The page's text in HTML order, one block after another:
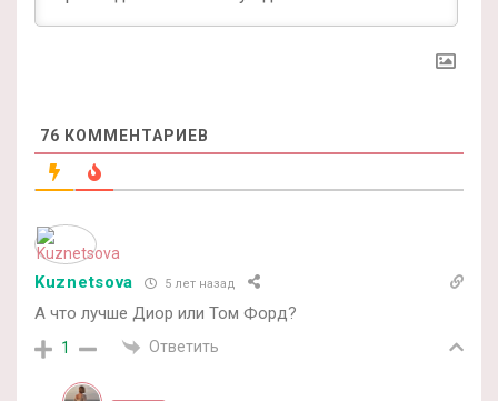
76 КОММЕНТАРИЕВ
Kuznetsova 5 лет назад
А что лучше Диор или Том Форд?
1 Ответить